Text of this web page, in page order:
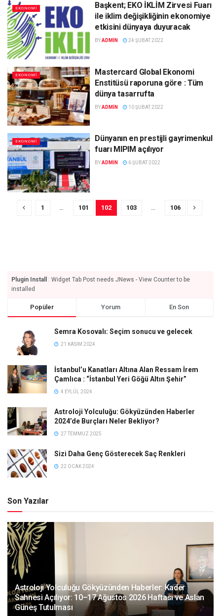
EKONOMI
Başkent; EKO İKLİM Zirvesi Fuarı
ile iklim değişikliğinin ekonomiye
etkisini dünyaya duyuracak
BYADMIN 24 ŞUBAT 2022
EKONOMI
Mastercard Global Ekonomi
Enstitüsü raporuna göre : Tüm
dünya tasarrufta
BYADMIN 10 ŞUBAT 2022
EKONOMI
Dünyanın en prestijli gayrimenkul
fuarı MIPIM açılıyor
BYADMIN 6 ŞUBAT 2022
1 101 102 103 106
Plugin Install
: Widget Tab Post needs JNews - View Counter to be
installed
Popüler Yorum En Son
Semra Kosovalı: Seçim sonucu ve gelecek
21 KASIM 2024
İstanbul’u Kanatları Altına Alan Ressam İrem
Çamlıca : “İstanbul Yeri Göğü Altın Şehir”
4 EYLÜL 2024
Astroloji Yolculuğu: Gökyüzünden Haberler
2024’de Burçları Neler Bekliyor?
27 TEMMUZ 2025
Sizi Daha Genç Gösterecek Saç Renkleri
22 OCAK 2024
Son Yazılar
Astroloji Yolculuğu Gökyüzünden Haberler: Kader
Sahnesi Açılıyor: 10–17 Ağustos 2026 Haftası ve Aslan
Güneş Tutulması